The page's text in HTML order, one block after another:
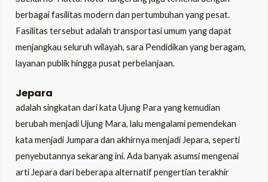
berbagai fasilitas modern dan pertumbuhan yang pesat.
Fasilitas tersebut adalah transportasi umum yang dapat
menjangkau seluruh wilayah, sara Pendidikan yang beragam,
layanan publik hingga pusat perbelanjaan.
Jepara
adalah singkatan dari kata Ujung Para yang kemudian
berubah menjadi Ujung Mara, lalu mengalami pemendekan
kata menjadi Jumpara dan akhirnya menjadi Jepara, seperti
penyebutannya sekarang ini. Ada banyak asumsi mengenai
arti Jepara dari beberapa alternatif pengertian terakhir